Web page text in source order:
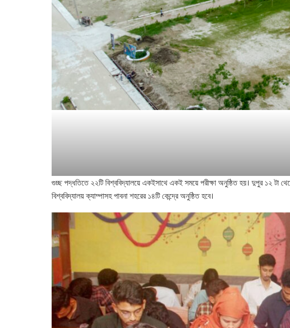
গুচ্ছ পদ্ধতিতে ২২টি বিশ্ববিদ্যালয়ে একইসাথে একই সময়ে পরীক্ষা অনুষ্ঠিত হয়। দুপুর ১২ টা
বিশ্ববিদ্যালয় ক্যাম্পাসহ পাবনা শহরের ১৪টি কেন্দ্রে অনুষ্ঠিত হবে।